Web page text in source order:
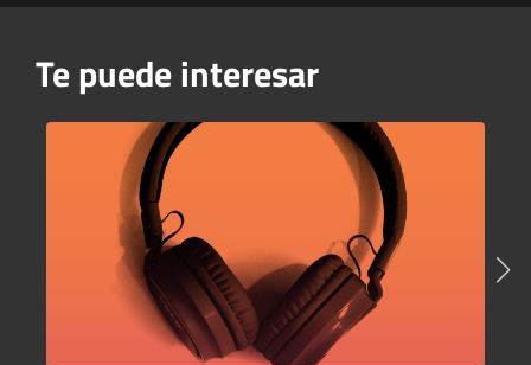
Te puede interesar